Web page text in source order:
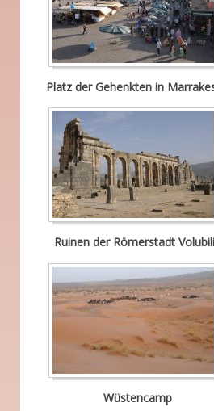
Platz der Gehenkten in
Ruinen der Römerstadt
Wüstencamp